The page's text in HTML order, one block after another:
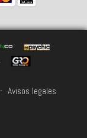
- Avisos legales